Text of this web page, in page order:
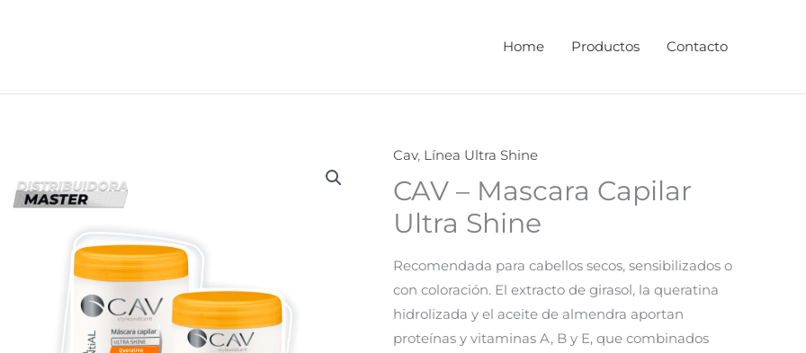
Home Productos Contacto
Cav, Línea Ultra Shine
CAV – Mascara Capilar
Ultra Shine
Recomendada para cabellos secos, sensibilizados o
con coloración. El extracto de girasol, la queratina
hidrolizada y el aceite de almendra aportan
proteínas y vitaminas A, B y E, que combinados